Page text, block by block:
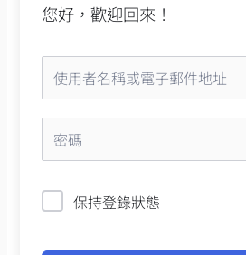
您好，歡迎回來！
保持登錄狀態